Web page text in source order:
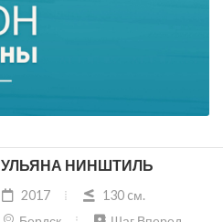
УЛЬЯНА НИНШТИЛЬ
2017
130 cм.